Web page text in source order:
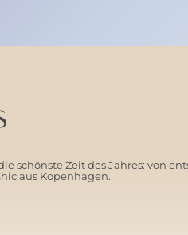
schönste Zeit des Jahres: von
aus Kopenhagen.